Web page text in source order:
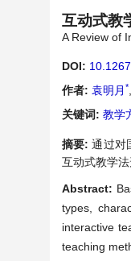
互动式教
A Review of
DOI:
作者: 袁明月 *
关键词: 教学
摘要:通过对
互动式教学
Abstract:
types,
interactive
teaching